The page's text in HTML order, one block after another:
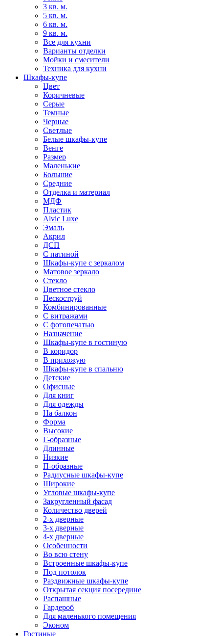
3 кв. м.
5 кв. м.
6 кв. м.
9 кв. м.
Все для кухни
Варианты отделки
Мойки и смесители
Техника для кухни
Шкафы-купе
Цвет
Коричневые
Серые
Темные
Черные
Светлые
Белые шкафы-купе
Венге
Размер
Маленькие
Большие
Средние
Отделка и материал
МДФ
Пластик
Alvic Luxe
Эмаль
Акрил
ДСП
С патиной
Шкафы-купе с зеркалом
Матовое зеркало
Стекло
Цветное стекло
Пескоструй
Комбинированные
С витражами
С фотопечатью
Назначение
Шкафы-купе в гостиную
В коридор
В прихожую
Шкафы-купе в спальню
Детские
Офисные
Для книг
Для одежды
На балкон
Форма
Высокие
Г-образные
Длинные
Низкие
П-образные
Радиусные шкафы-купе
Широкие
Угловые шкафы-купе
Закругленный фасад
Количество дверей
2-х дверные
3-х дверные
4-х дверные
Особенности
Во всю стену
Встроенные шкафы-купе
Под потолок
Раздвижные шкафы-купе
Открытая секция посередине
Распашные
Гардероб
Для маленького помещения
Эконом
Гостиные